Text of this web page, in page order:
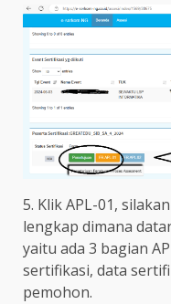
5. Klik APL-01,
lengkap dimana
yaitu ada 3 bagian
sertifikasi, data
pemohon.